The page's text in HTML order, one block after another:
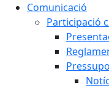
Comunicació
Participació